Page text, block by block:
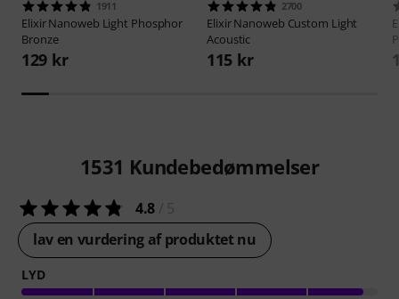
1911
ElixirNanoweb Light Phosphor
Bronze
129 kr
2700
ElixirNanoweb Custom Light
Acoustic
115 kr
1531 Kundebedømmelser
4.8
lav en vurdering af produktet nu
LYD